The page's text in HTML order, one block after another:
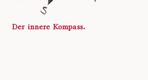
Der innere Kompass.